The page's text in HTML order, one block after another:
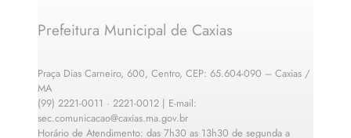
Prefeitura Municipal de Caxias
Praça Dias Carneiro, 600, Centro, CEP: 65.604-090 – Caxias /
MA
(99) 2221-0011 · 2221-0012 | E-mail:
sec.comunicacao@caxias.ma.gov.br
Horário de Atendimento: das 7h30 as 13h30 de segunda a